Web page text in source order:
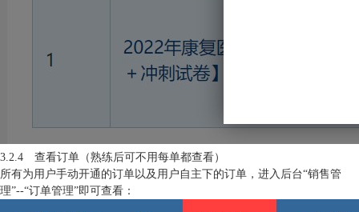
3.2.4 查看订单（熟练后可不用每单都查看）
所有为用户手动开通的订单以及用户自主下的订单，进入后台“销售管
理”--“订单管理”即可查看：